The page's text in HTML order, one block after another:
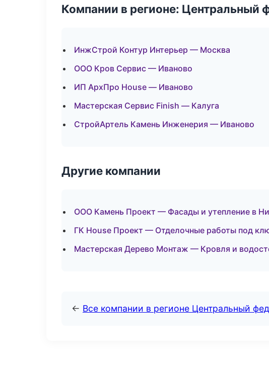
Компании в регионе: Центральный
ИнжСтрой Контур Интерьер — Москва
ООО Кров Сервис — Иваново
ИП АрхПро House — Иваново
Мастерская Сервис Finish — Калуга
СтройАртель Камень Инженерия — Иваново
Другие компании
ООО Камень Проект — Фасады и утепление в
ГК House Проект — Отделочные работы под
Мастерская Дерево Монтаж — Кровля и
← Все компании в регионе Центральный